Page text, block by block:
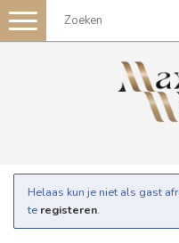
Toggle
navigation
Helaas kun je niet als gast
te registeren.